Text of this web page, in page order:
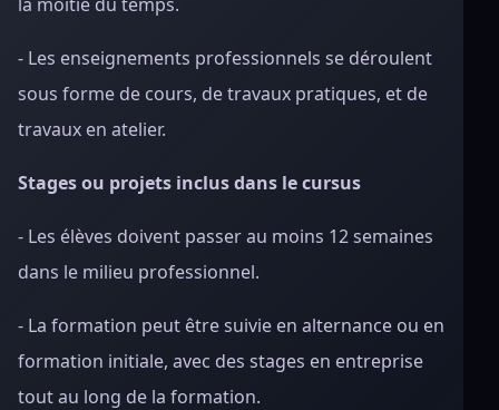
- Les enseignements professionnels se déroulent
sous forme de cours, de travaux pratiques, et de
travaux en atelier.
Stages ou projets inclus dans le cursus
- Les élèves doivent passer au moins 12 semaines
dans le milieu professionnel.
- La formation peut être suivie en alternance ou en
formation initiale, avec des stages en entreprise
tout au long de la formation.